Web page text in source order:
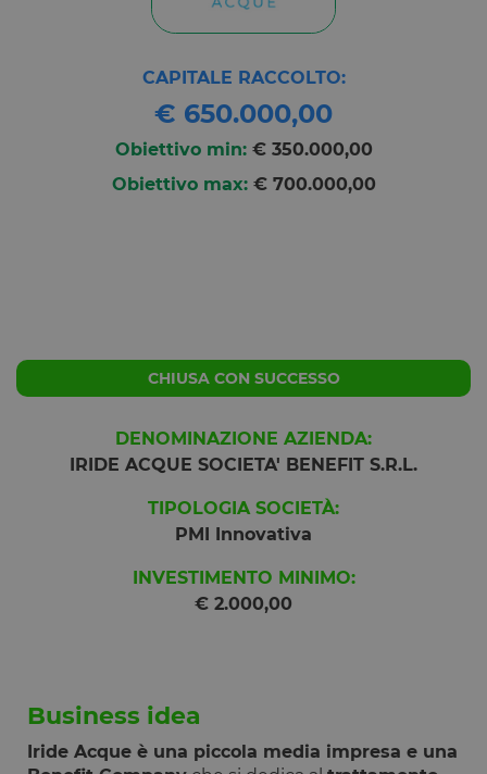
CAPITALE RACCOLTO:
€ 650.000,00
Obiettivo min:€ 350.000,00
Obiettivo max:€ 700.000,00
CHIUSA CON SUCCESSO
DENOMINAZIONE AZIENDA:
IRIDE ACQUE SOCIETA' BENEFIT S.R.L.
TIPOLOGIA SOCIETÀ:
PMI Innovativa
INVESTIMENTO MINIMO:
€ 2.000,00
Business idea
Iride Acque è una piccola media impresa e una